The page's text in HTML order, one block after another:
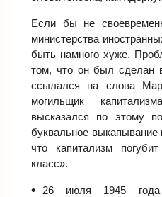
Если бы не
министерства
быть намного хуже.
том, что он был сделан
ссылался на слова
могильщик
высказался по этому
буквальное
что капитализм
класс».
26 июля 1945 года